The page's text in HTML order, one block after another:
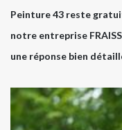
Peinture 43 reste
notre entreprise
une réponse bien